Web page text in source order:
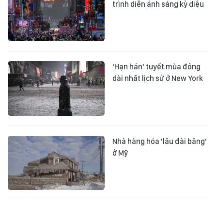
trình diễn ánh sáng kỳ diệu
'Hạn hán' tuyết mùa đông
dài nhất lịch sử ở New York
Nhà hàng hóa 'lâu đài băng'
ở Mỹ